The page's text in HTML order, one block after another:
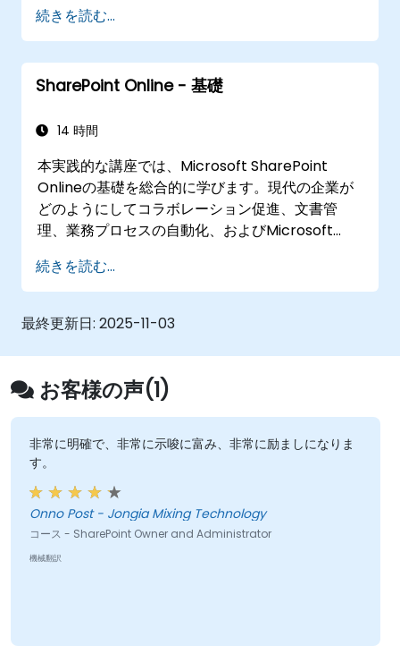
法、権限管理、コンテンツライフサイクル管理、
そしてTeamsやPower Automate、Vivaといっ
たMicrosoft 365製品との連携について深く学び
ます。 講座内容は、戦略的な概念説明と並行し
管理者センター、さらにはPowerShellを用いた実
の管理課題への対処法や自動化手法、コンプライ
アンスの確保、そしてガバナンス基準を維持しつ
つユーザーの利用促進を図る方法にも重点が置か
れています。
続きを読む...
SharePoint Online - 基礎
14 時間
本実践的な講座では、Microsoft SharePoint
Onlineの基礎を総合的に学びます。現代の企業が
どのようにしてコラボレーション促進、文書管
理、業務プロセスの自動化、およびMicrosoft
ても解説します。受講生はドキュメントライブラ
リやリスト、権限設定、サイト構造といった
SharePointの核心機能を習得するとともに、
ツールにも初歩的に触れることができます。
続きを読む...
最終更新日: 2025-11-03
お客様の声(1)
非常に明確で、非常に示唆に富み、非常に励ましになりま
す。
Onno Post - Jongia Mixing Technology
コース - SharePoint Owner and Administrator
機械翻訳